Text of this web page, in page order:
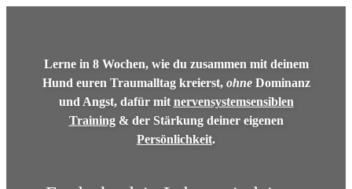
Lerne in 8 Wochen, wie du zusammen mit deinem
Hund euren Traumalltagkreierst, ohneDominanz
und Angst, dafür mit nervensystemsensiblen
Training& der Stärkung deiner eigenen
Persönlichkeit.